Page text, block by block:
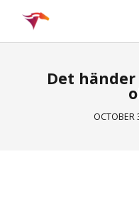
Det händer
OCTOBER